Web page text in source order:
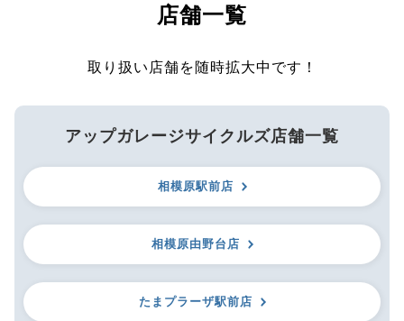
店舗一覧
取り扱い店舗を随時拡大中です！
アップガレージサイクルズ店舗一覧
相模原駅前店
相模原由野台店
たまプラーザ駅前店